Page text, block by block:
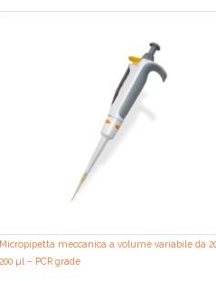
Micropipetta meccanica a volume variabile da
200 µl – PCR grade